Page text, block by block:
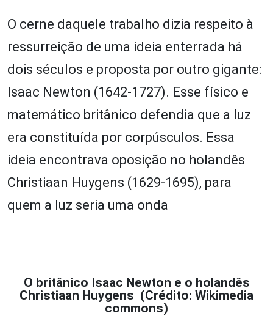
O cerne daquele trabalho dizia respeito à
ressurreição de uma ideia enterrada há
dois séculos e proposta por outro gigante:
Isaac Newton (1642-1727). Esse físico e
matemático britânico defendia que a luz
era constituída por corpúsculos. Essa
ideia encontrava oposição no holandês
Christiaan Huygens (1629-1695), para
quem a luz seria uma onda
O britânico Isaac Newton e o holandês
Christiaan Huygens (Crédito: Wikimedia
commons)